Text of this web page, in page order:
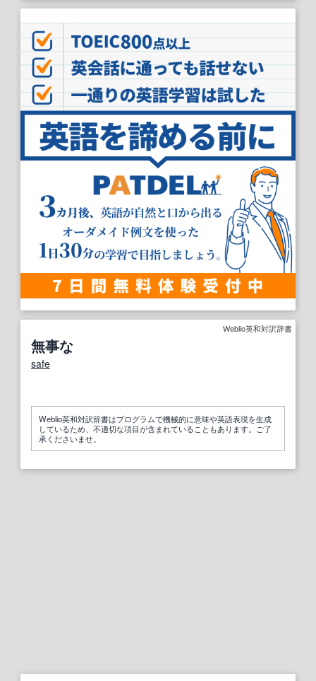
Weblio英和対訳辞書
無事な
safe
Weblio英和対訳辞書はプログラムで機械的に意味や英語表現を生成
しているため、不適切な項目が含まれていることもあります。ご了
承くださいませ。